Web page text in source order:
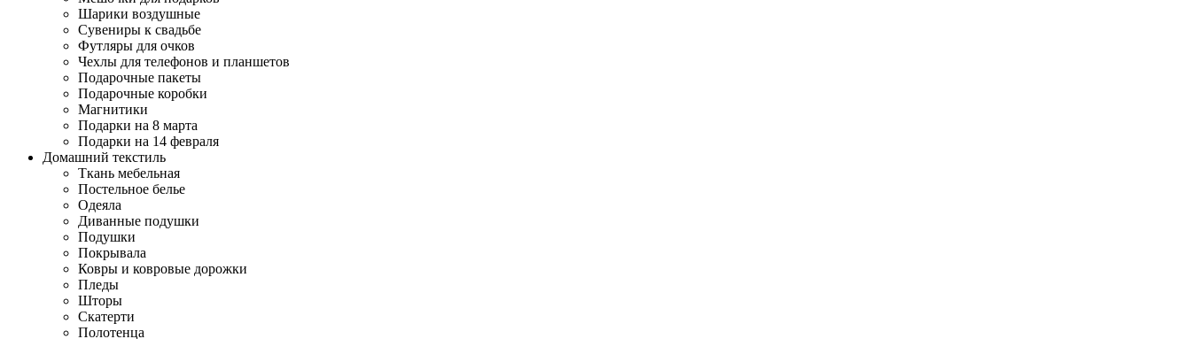
Шарики воздушные
Сувениры к свадьбе
Футляры для очков
Чехлы для телефонов и планшетов
Подарочные пакеты
Подарочные коробки
Магнитики
Подарки на 8 марта
Подарки на 14 февраля
Домашний текстиль
Ткань мебельная
Постельное белье
Одеяла
Диванные подушки
Подушки
Покрывала
Ковры и ковровые дорожки
Пледы
Шторы
Скатерти
Полотенца